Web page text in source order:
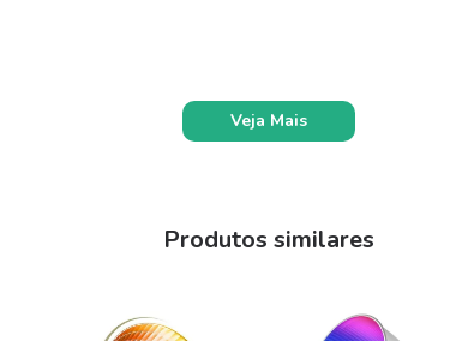
Veja Mais
Produtos similares